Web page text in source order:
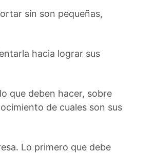
sin son pequeñas,
hacia lograr sus
que deben hacer, sobre
de cuales son sus
Lo primero que debe